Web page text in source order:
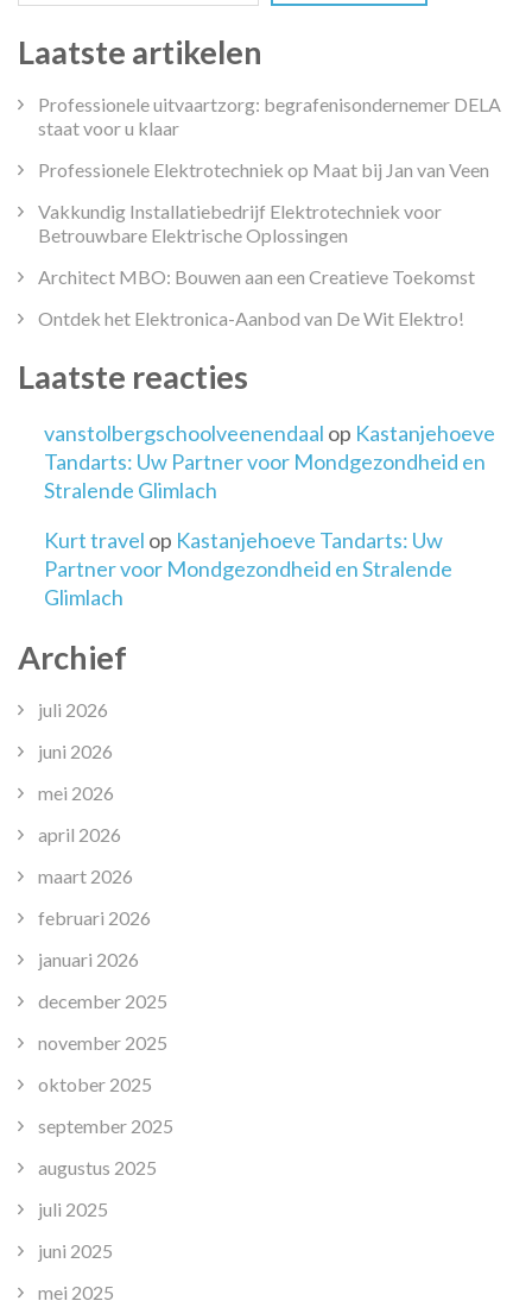
Laatste artikelen
Professionele uitvaartzorg: begrafenisondernemer DELA
staat voor u klaar
Professionele Elektrotechniek op Maat bij Jan van Veen
Vakkundig Installatiebedrijf Elektrotechniek voor
Betrouwbare Elektrische Oplossingen
Architect MBO: Bouwen aan een Creatieve Toekomst
Ontdek het Elektronica-Aanbod van De Wit Elektro!
Laatste reacties
vanstolbergschoolveenendaal op Kastanjehoeve
Tandarts: Uw Partner voor Mondgezondheid en
Stralende Glimlach
Kurt travel op Kastanjehoeve Tandarts: Uw
Partner voor Mondgezondheid en Stralende
Glimlach
Archief
juli 2026
juni 2026
mei 2026
april 2026
maart 2026
februari 2026
januari 2026
december 2025
november 2025
oktober 2025
september 2025
augustus 2025
juli 2025
juni 2025
mei 2025